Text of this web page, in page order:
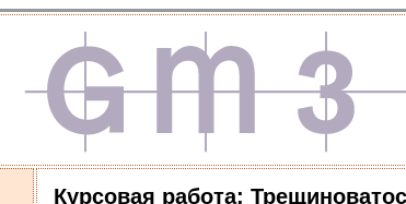
Курсовая работа: